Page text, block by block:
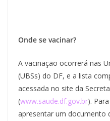
Onde se vacinar?
A vacinação ocorrerá nas
(UBSs) do DF, e a lista
acessada no site da
(www.saude.df.gov.br).
apresentar um documento